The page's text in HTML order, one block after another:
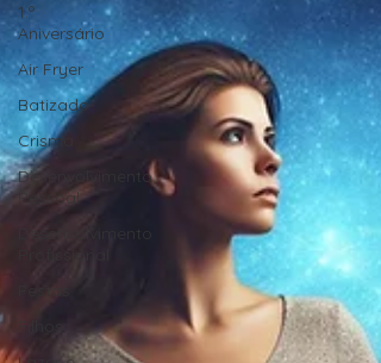
1.º
Aniversário
Air Fryer
Batizado
Crisma
Desenvolvimento
Pessoal